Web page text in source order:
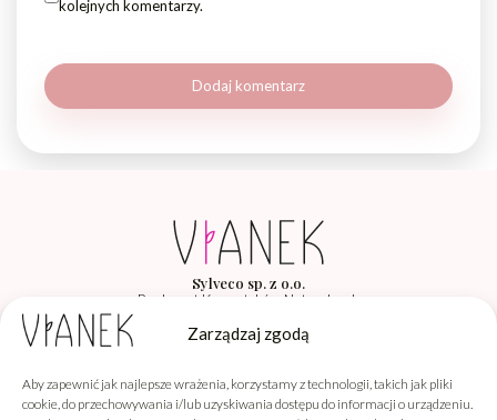
Zarządzaj zgodą
Aby zapewnić jak najlepsze wrażenia, korzystamy z technologii, takich jak pliki
cookie, do przechowywania i/lub uzyskiwania dostępu do informacji o urządzeniu.
kolejnych komentarzy.
Sylveco sp. z o.o.
Producent Kosmetyków Naturalnych
Vianek